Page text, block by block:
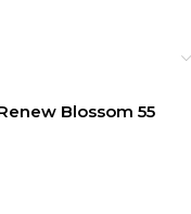
Blossom 55